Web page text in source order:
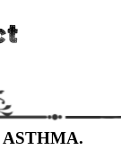
ASTHMA.